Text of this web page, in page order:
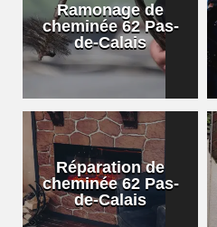
Ramonage de
cheminée 62 Pas-
de-Calais
Réparation de
cheminée 62 Pas-
de-Calais